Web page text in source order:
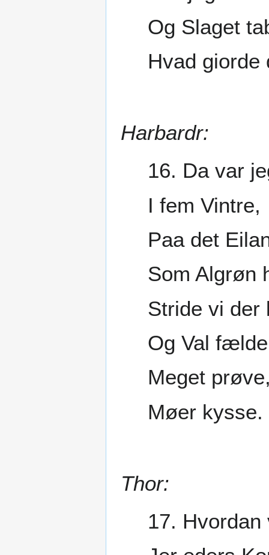
Og Slaget
Hvad giorde
Harbardr:
16. Da var
I fem Vintre,
Paa det
Som Algrøn
Stride vi der
Og Val
Meget
Møer kysse.
Thor:
17. Hvordan